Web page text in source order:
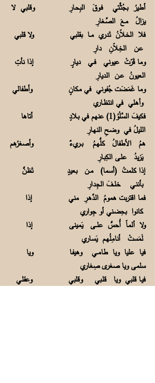
أطيرُ بجُثَّـتي فـوقَ البِحـارِ وقلبي لا
يزالُ مـعَ الصِّـغارِ
فلا الخـلاّنُ تَدري مــا بقلبي ولا قلبي
عـن الخِـلاّنِ دارِ
وما قَرّتْ عيوني فــي ديارٍ إذا نأتِ
العيونُ عــن الديارِ
وما غَمَضَت جُفوني في مكانٍ وأطفالي
وأهلي في انتظـاري
فكيفَ السَّلْوُ(1) عنهم في بـلادٍ أتاها
الليلُ في وضـحِ النهـارِ
همُ الأطفالُ كلُّهـمُ بــريءٌ وأصغرُهم
يَزيدُ علـى الكِبـارِ
إذا كلمتُ (أسما) مــن بعيدٍ تَظنُّ
بأننـي خلـــفَ الجِدارِ
فما اقتربت همومُ الدَّهـرِ مني إذا
كانوا بحِضـني أو جِواري
ولا ألماً أُحسُّ علـــى يَمينى إذا
لَمَستْ أنامِلُهـم يَسـاري
فيا عليا ويا طامــي وهيفـا ويا
سلمى ويا صغرى صِغاري
فيـا قلبي ويا قلـبي وقلبي وعقلـي